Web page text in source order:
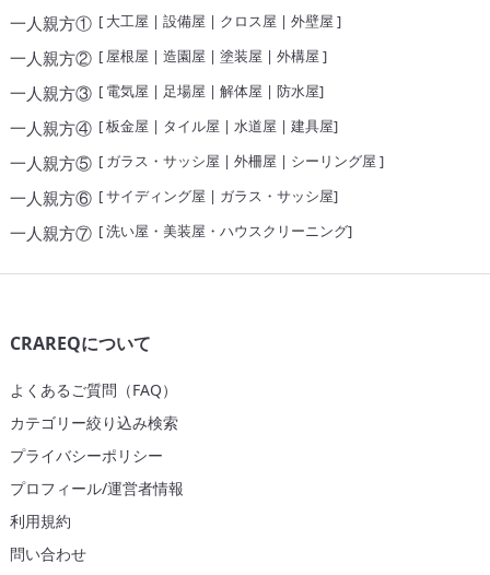
一人親方①[ 大工屋 | 設備屋 | クロス屋 | 外壁屋 ]
一人親方②[ 屋根屋 | 造園屋 | 塗装屋 | 外構屋 ]
一人親方③[ 電気屋 | 足場屋 | 解体屋 | 防水屋]
一人親方④[板金屋 | タイル屋 | 水道屋 | 建具屋]
一人親方⑤[ ガラス・サッシ屋 | 外柵屋 | シーリング屋 ]
一人親方⑥[サイディング屋 | ガラス・サッシ屋]
一人親方⑦[洗い屋・美装屋・ハウスクリーニング]
CRAREQについて
よくあるご質問（FAQ）
カテゴリー絞り込み検索
プライバシーポリシー
プロフィール/運営者情報
利用規約
問い合わせ